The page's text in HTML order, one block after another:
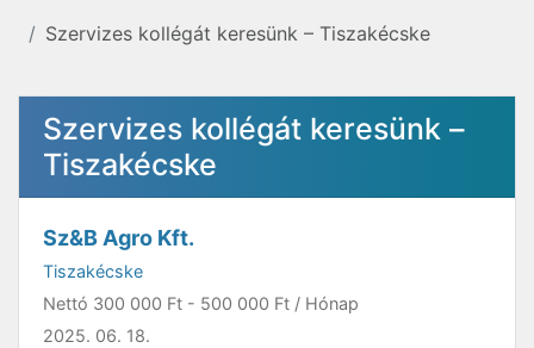
Szervizes kollégát keresünk – Tiszakécske
Szervizes kollégát keresünk –
Tiszakécske
Sz&B Agro Kft.
Tiszakécske
Nettó 300 000 Ft - 500 000 Ft / Hónap
2025. 06. 18.